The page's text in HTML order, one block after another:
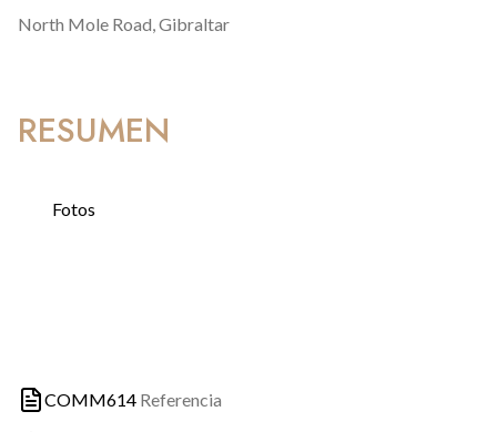
North Mole Road,Gibraltar
RESUMEN
Fotos
COMM614 Referencia